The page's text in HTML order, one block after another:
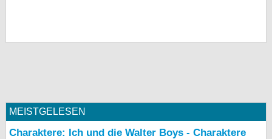
MEISTGELESEN
Charaktere: Ich und die Walter Boys - Charaktere